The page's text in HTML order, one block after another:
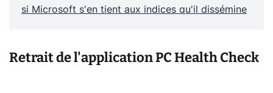
si Microsoft s'en tient aux indices qu'il dissémine
Retrait de l'application PC Health Check